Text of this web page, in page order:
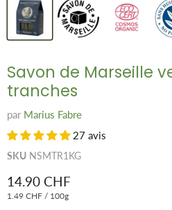
Savon de Marseille
tranches
par Marius Fabre
27 avis
SKU NSMTR1KG
Prix remisé
14.90 CHF
1.49 CHF / 100g